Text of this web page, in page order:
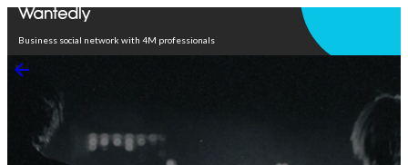
Business social network with 4M professionals